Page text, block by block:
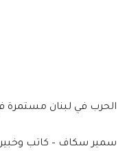
الحرب في لبنان مستمرة في
سمير سكاف – كاتب وخبير